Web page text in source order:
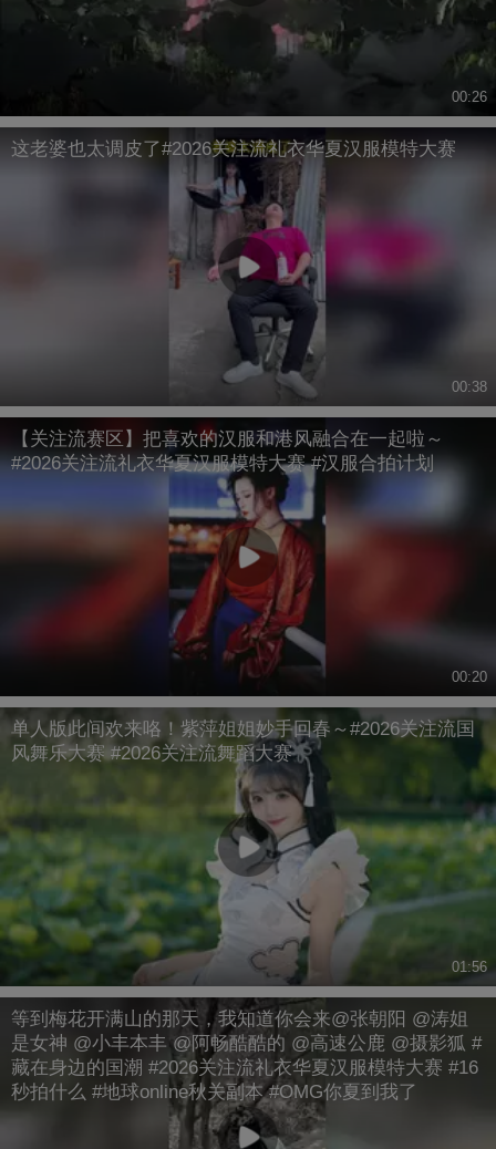
00:26
这老婆也太调皮了#2026关注流礼衣华夏汉服模特大赛
00:38
【关注流赛区】把喜欢的汉服和港风融合在一起啦～
#2026关注流礼衣华夏汉服模特大赛 #汉服合拍计划
00:20
单人版此间欢来咯！紫萍姐姐妙手回春～#2026关注流国
风舞乐大赛 #2026关注流舞蹈大赛
01:56
等到梅花开满山的那天，我知道你会来@张朝阳 @涛姐
是女神 @小丰本丰 @阿畅酷酷的 @高速公鹿 @摄影狐 #
藏在身边的国潮 #2026关注流礼衣华夏汉服模特大赛 #16
秒拍什么 #地球online秋关副本 #OMG你夏到我了